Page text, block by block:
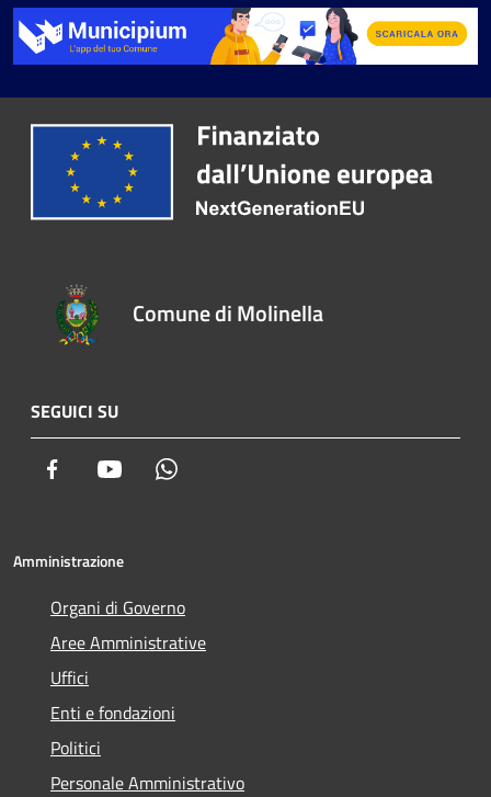
Comune di Molinella
SEGUICI SU
Facebook Youtube
Amministrazione
Organi di Governo
Aree Amministrative
Uffici
Enti e fondazioni
Politici
Personale Amministrativo